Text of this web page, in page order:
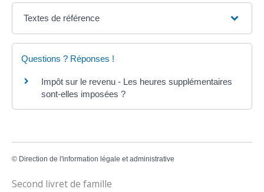
Textes de référence
Questions ? Réponses !
Impôt sur le revenu - Les heures supplémentaires
sont-elles imposées ?
© Direction de l'information légale et administrative
Second livret de famille